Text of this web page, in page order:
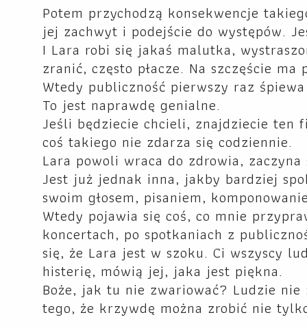
Potem przychodzą konsekwencje
jej zachwyt i podejście do występów.
I Lara robi się jakaś malutka,
zranić, często płacze. Na szczęście
Wtedy publiczność pierwszy raz
To jest naprawdę genialne.
Jeśli będziecie chcieli, znajdziecie
coś takiego nie zdarza się codziennie.
Lara powoli wraca do zdrowia,
Jest już jednak inna, jakby bardziej
swoim głosem, pisaniem,
Wtedy pojawia się coś, co mnie
koncertach, po spotkaniach z
się, że Lara jest w szoku. Ci wszyscy
histerię, mówią jej, jaka jest piękna.
Boże, jak tu nie zwariować? Ludzie
tego, że krzywdę można zrobić nie